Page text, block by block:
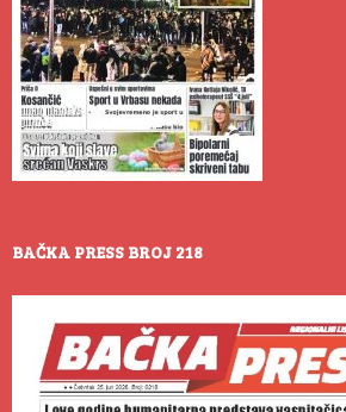
BAČKA PRESS BROJ 218